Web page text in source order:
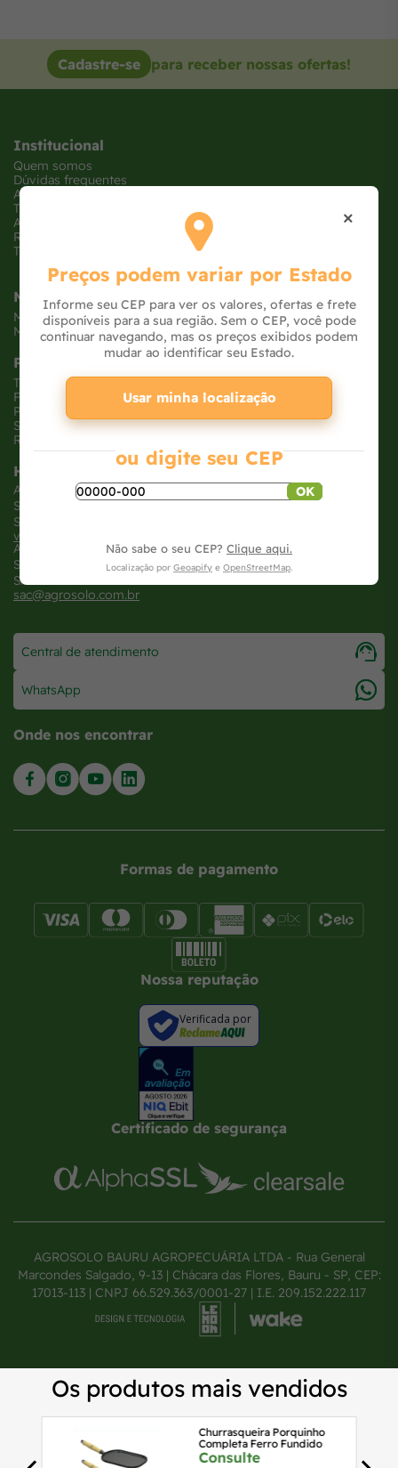
Cadastre-se para receber nossas ofertas!
Institucional
Quem somos
Dúvidas frequentes
Atendimento
Trabalhe conosco
Ajude uma ONG
Receba Ofertas
Tabloide de Ofertas
Minha Conta
Meus pedidos
Meus dados
Políticas
Trocas e devoluções
Formas de pagamento
Políticas de entrega
Segurança e privacidade
Relatório Transparência Salarial
Horários
Atendimento loja virtual
SEG - SEX: 8h às 18H
SAB: 8h às 12H
vendasonline@agrosolo.com.br
Atendimento loja física
SEG - SEX: 7:30h às 20H
SAB: 8h às 18H
sac@agrosolo.com.br
Central de atendimento
WhatsApp
Onde nos encontrar
Formas de pagamento
Nossa reputação
Verificada por
Certificado de segurança
AGROSOLO BAURU AGROPECUÁRIA LTDA - Rua General
Marcondes Salgado, 9-13 | Chácara das Flores, Bauru - SP, CEP:
17013-113 | CNPJ 66.529.363/0001-27 | I.E. 209.152.222.117
×
Preços podem variar por Estado
Informe seu CEP para ver os valores, ofertas e frete
disponíveis para a sua região. Sem o CEP, você pode
continuar navegando, mas os preços exibidos podem
mudar ao identificar seu Estado.
Usar minha localização
ou digite seu CEP
OK
Não sabe o seu CEP? Clique aqui.
Localização por Geoapify e OpenStreetMap